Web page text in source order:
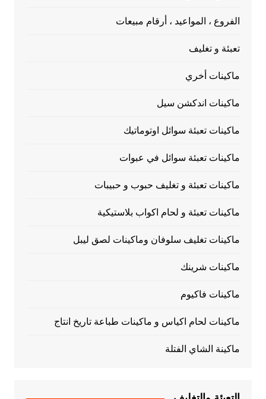
الفروع ، المواعيد ، أرقام مبيعات
تعبئة و تغليف
ماكينات أخري
ماكينات اندكشن سيل
ماكينات تعبئة سوائل اوتوماتيك
ماكينات تعبئة سوائل في عبوات
ماكينات تعبئة و تغليف حبوب و حبيبات
ماكينات تعبئة و لحام اكواب بلاستيكية
ماكينات تغليف سلوفان وماكينات لصق ليبل
ماكينات شرينك
ماكينات فاكيوم
ماكينات لحام اكياس و ماكينات طباعة تاريخ انتاج
ماكينة الشاي الفتلة